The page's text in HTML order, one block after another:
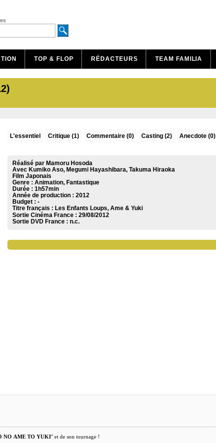
TOP & FLOP RÉDACTEURS TEAM FAMILIA
L'essentiel Critique(1) Commentaire(0) Casting (2) Anecdote (0)
Réalisé par Mamoru Hosoda
Avec Kumiko Aso, Megumi Hayashibara, Takuma Hiraoka
Film Japonais
Genre : Animation, Fantastique
Durée : 1h57min
Année de production : 2012
Budget : -
Titre français : Les Enfants Loups, Ame & Yuki
Sortie Cinéma France : 29/08/2012
Sortie DVD France : n.c.
NO AME TO YUKI" et de son tournage !